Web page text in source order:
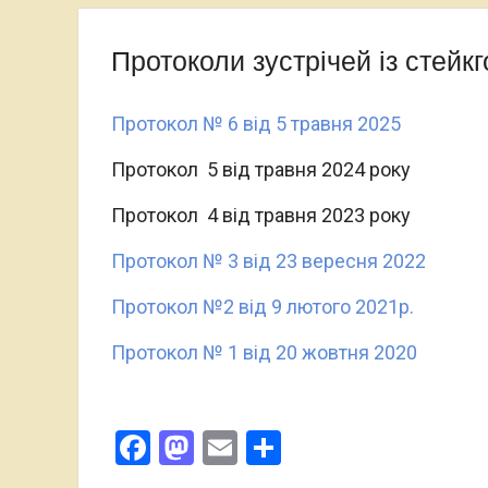
Варшавського університету
Протоколи зустрічей із
Протокол № 6 від 5 травня 2025
Протокол 5 від травня 2024 року
Протокол 4 від травня 2023 року
Протокол № 3 від 23 вересня 2022
Протокол №2 від 9 лютого 2021р.
Протокол № 1 від 20 жовтня 2020
Facebook
Mastodon
Email